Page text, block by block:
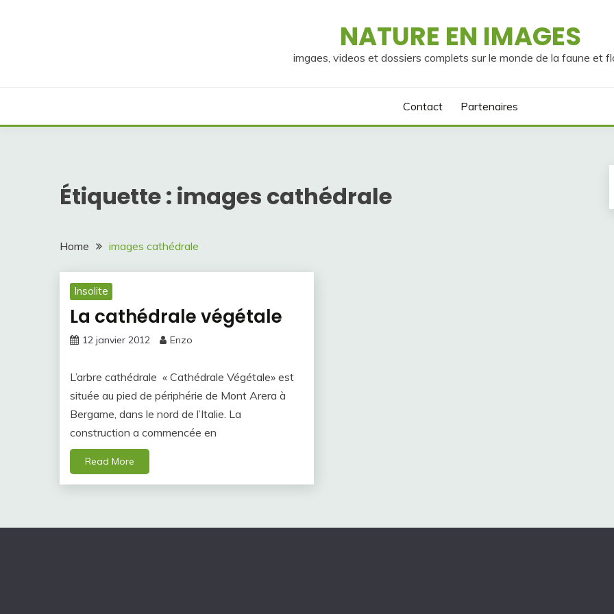
NATURE EN IMAGES
imgaes, videos et dossiers complets sur le monde de la faune et
Contact Partenaires
Étiquette : images cathédrale
Home images cathédrale
Insolite
La cathédrale végétale
12 janvier 2012 Enzo
L’arbre cathédrale « Cathédrale Végétale» est
située au pied de périphérie de Mont Arera à
Bergame, dans le nord de l’Italie. La
construction a commencée en
Read More